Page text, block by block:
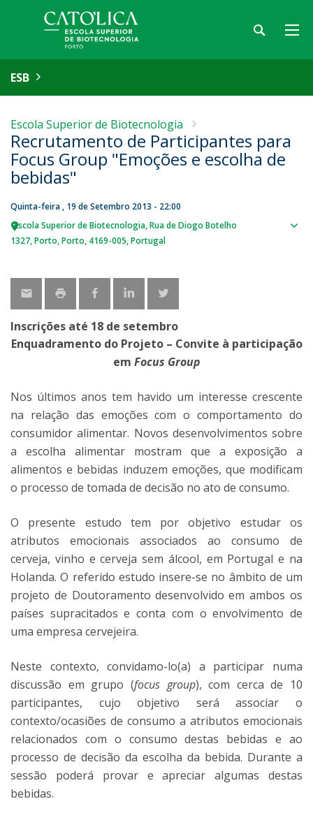
ESB
Escola Superior de Biotecnologia
Recrutamento de Participantes para
Focus Group "Emoções e escolha de
bebidas"
Quinta-feira , 19 de Setembro 2013 - 22:00
Escola Superior de Biotecnologia Rua de Diogo Botelho
1327 Porto Porto 4169-005 Portugal
Inscrições até 18 de setembro
Enquadramento do Projeto – Convite à participação
em Focus Group
Nos últimos anos tem havido um interesse crescente
na relação das emoções com o comportamento do
consumidor alimentar. Novos desenvolvimentos sobre
a escolha alimentar mostram que a exposição a
alimentos e bebidas induzem emoções, que modificam
o processo de tomada de decisão no ato de consumo.
O presente estudo tem por objetivo estudar os
atributos emocionais associados ao consumo de
cerveja, vinho e cerveja sem álcool, em Portugal e na
Holanda. O referido estudo insere-se no âmbito de um
projeto de Doutoramento desenvolvido em ambos os
países supracitados e conta com o envolvimento de
uma empresa cervejeira.
Neste contexto, convidamo-lo(a) a participar numa
discussão em grupo (focus group), com cerca de 10
participantes, cujo objetivo será associar o
contexto/ocasiões de consumo a atributos emocionais
relacionados com o consumo destas bebidas e ao
processo de decisão da escolha da bebida. Durante a
sessão poderá provar e apreciar algumas destas
bebidas.